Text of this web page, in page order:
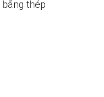
thép